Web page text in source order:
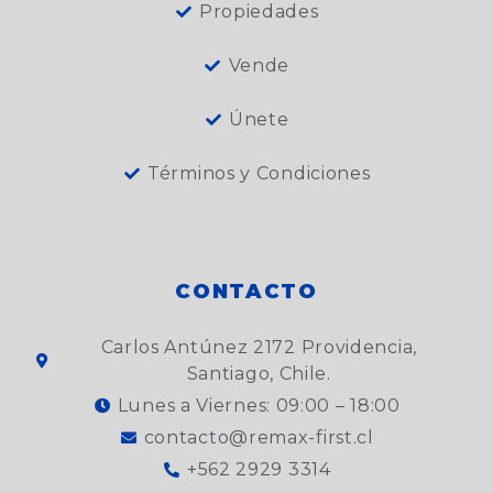
Propiedades
Vende
Únete
Términos y Condiciones
CONTACTO
Carlos Antúnez 2172 Providencia,
Santiago, Chile.
Lunes a Viernes: 09:00 – 18:00
contacto@remax-first.cl
+562 2929 3314